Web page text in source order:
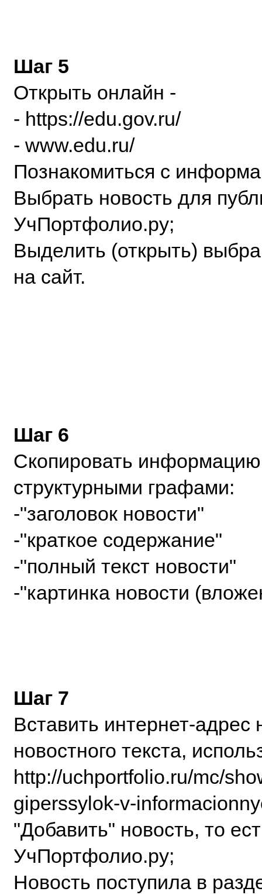
Шаг 5
Открыть онлайн -
- https://edu.gov.ru/
- www.edu.ru/
Познакомиться с
Выбрать новость для
УчПортфолио.ру;
Выделить (открыть)
на сайт.
Шаг 6
Скопировать информацию
структурными графами:
-"заголовок новости"
-"краткое содержание"
-"полный текст новости"
-"картинка новости
Шаг 7
Вставить интернет-адрес
новостного текста,
http://uchportfolio.ru/mc/
giperssylok-v-
"Добавить" новость, то
УчПортфолио.ру;
Новость поступила в